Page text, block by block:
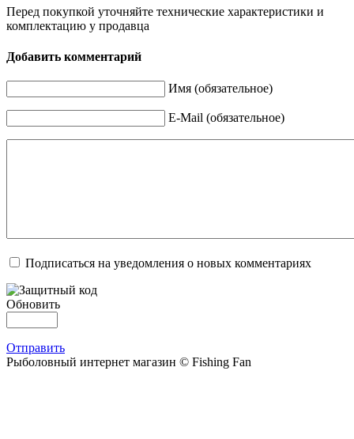
Перед покупкой уточняйте технические характеристики и
комплектацию у продавца
Добавить комментарий
Имя (обязательное)
E-Mail (обязательное)
Подписаться на уведомления о новых комментариях
Обновить
Отправить
Рыболовный интернет магазин © Fishing Fan